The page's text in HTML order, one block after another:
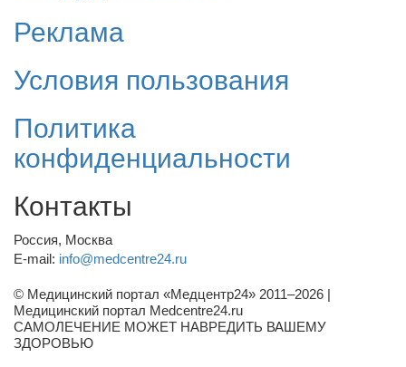
Реклама
Условия пользования
Политика
конфиденциальности
Контакты
Россия, Москва
E-mail: info@medcentre24.ru
© Медицинский портал «Медцентр24» 2011–2026 |
Медицинский портал Medcentre24.ru
САМОЛЕЧЕНИЕ МОЖЕТ НАВРЕДИТЬ ВАШЕМУ
ЗДОРОВЬЮ